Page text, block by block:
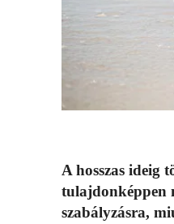
A hosszas ideig
tulajdonképpen
szabályzásra,